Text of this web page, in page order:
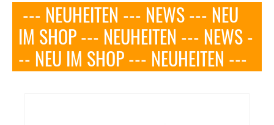
--- NEUHEITEN --- NEWS --- NEU
IM SHOP --- NEUHEITEN --- NEWS -
-- NEU IM SHOP --- NEUHEITEN ---